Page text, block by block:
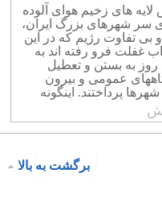
های زخیم هوای آلوده
سر شهرهای بزرگ ایران،
بی تفاوت رژیم که در این
غفلت فرو رفته اند به
روز به بستن و تعطیل
عمومی و بیرون
پرداختند. اینگونه
راه حل اساسی و
برگشت به بالا